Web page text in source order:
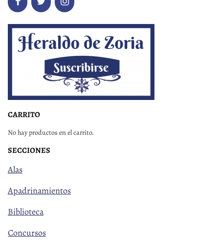
CARRITO
No hay productos en el carrito.
SECCIONES
Alas
Apadrinamientos
Biblioteca
Concursos